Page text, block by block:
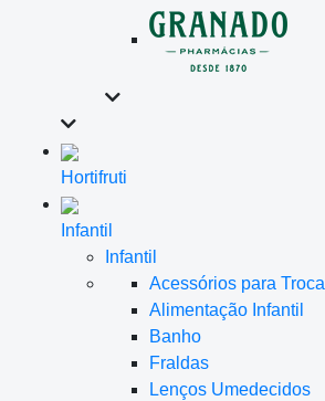
Hortifruti
Infantil
Infantil
Acessórios para Troca
Alimentação Infantil
Banho
Fraldas
Lenços Umedecidos